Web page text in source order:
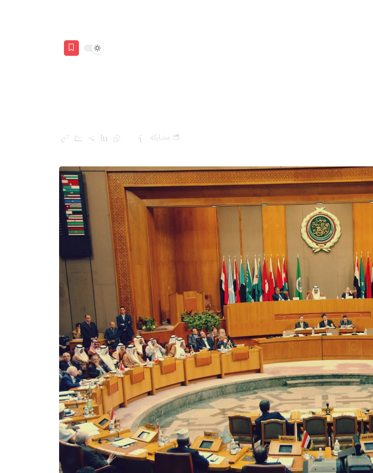
مشاركة